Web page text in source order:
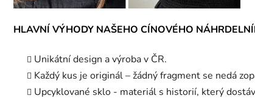
HLAVNÍ VÝHODY NAŠEHO CÍNOVÉHO
Unikátní design a výroba v ČR.
Každý kus je originál – žádný fragment se nedá
Upcyklované sklo - materiál s historií, který